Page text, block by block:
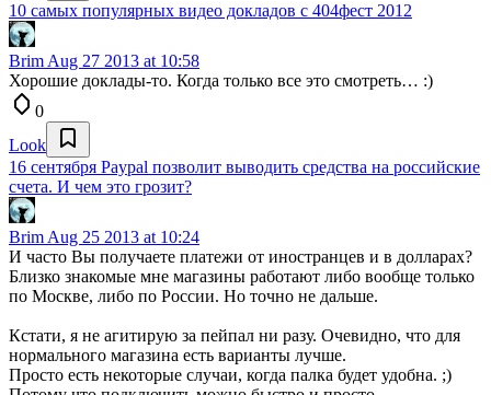
10 самых популярных видео докладов с 404фест 2012
Brim Aug 27 2013 at 10:58
Хорошие доклады-то. Когда только все это смотреть… :)
0
Look
16 сентября Paypal позволит выводить средства на российские
счета. И чем это грозит?
Brim Aug 25 2013 at 10:24
И часто Вы получаете платежи от иностранцев и в долларах?
Близко знакомые мне магазины работают либо вообще только
по Москве, либо по России. Но точно не дальше.
Кстати, я не агитирую за пейпал ни разу. Очевидно, что для
нормального магазина есть варианты лучше.
Просто есть некоторые случаи, когда палка будет удобна. ;)